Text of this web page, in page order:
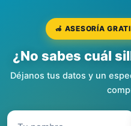
🦽 ASESORÍA
¿No sabes cuál
Déjanos tus datos y un